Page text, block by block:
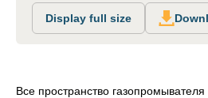
Display full size
Все пространство газопромывателя